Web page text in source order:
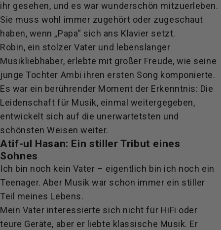
ihr gesehen, und es war wunderschön mitzuerleben.
Sie muss wohl immer zugehört oder zugeschaut
haben, wenn „Papa“ sich ans Klavier setzt.
Robin, ein stolzer Vater und lebenslanger
Musikliebhaber, erlebte mit großer Freude, wie seine
junge Tochter Ambi ihren ersten Song komponierte.
Es war ein berührender Moment der Erkenntnis: Die
Leidenschaft für Musik, einmal weitergegeben,
entwickelt sich auf die unerwartetsten und
schönsten Weisen weiter.
Atif-ul Hasan: Ein stiller Tribut eines
Sohnes
Ich bin noch kein Vater – eigentlich bin ich noch ein
Teenager. Aber Musik war schon immer ein stiller
Teil meines Lebens.
Mein Vater interessierte sich nicht für HiFi oder
teure Geräte, aber er liebte klassische Musik. Er